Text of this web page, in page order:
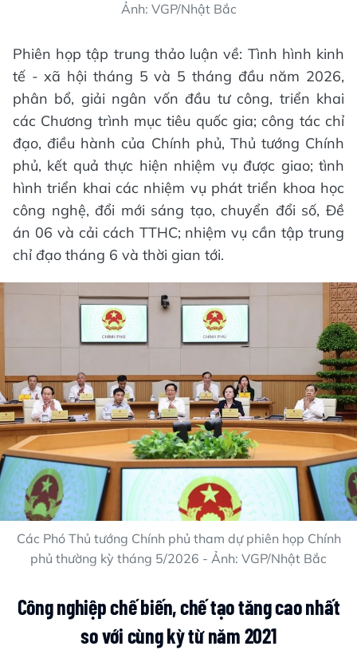
Ảnh: VGP/Nhật Bắc
Phiên họp tập trung thảo luận về: Tình hình kinh
tế - xã hội tháng 5 và 5 tháng đầu năm 2026,
phân bổ, giải ngân vốn đầu tư công, triển khai
các Chương trình mục tiêu quốc gia; công tác chỉ
đạo, điều hành của Chính phủ, Thủ tướng Chính
phủ, kết quả thực hiện nhiệm vụ được giao; tình
hình triển khai các nhiệm vụ phát triển khoa học
công nghệ, đổi mới sáng tạo, chuyển đổi số, Đề
án 06 và cải cách TTHC; nhiệm vụ cần tập trung
chỉ đạo tháng 6 và thời gian tới.
Các Phó Thủ tướng Chính phủ tham dự phiên họp Chính
phủ thường kỳ tháng 5/2026 - Ảnh: VGP/Nhật Bắc
Công nghiệp chế biến, chế tạo tăng cao nhất
so với cùng kỳ từ năm 2021